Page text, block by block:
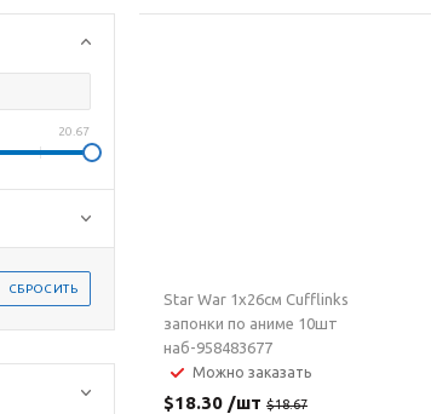
20.67
СБРОСИТЬ
Star War 1x26см Cufflinks
запонки по аниме 10шт
наб-958483677
Можно заказать
$18.30 /шт $18.67